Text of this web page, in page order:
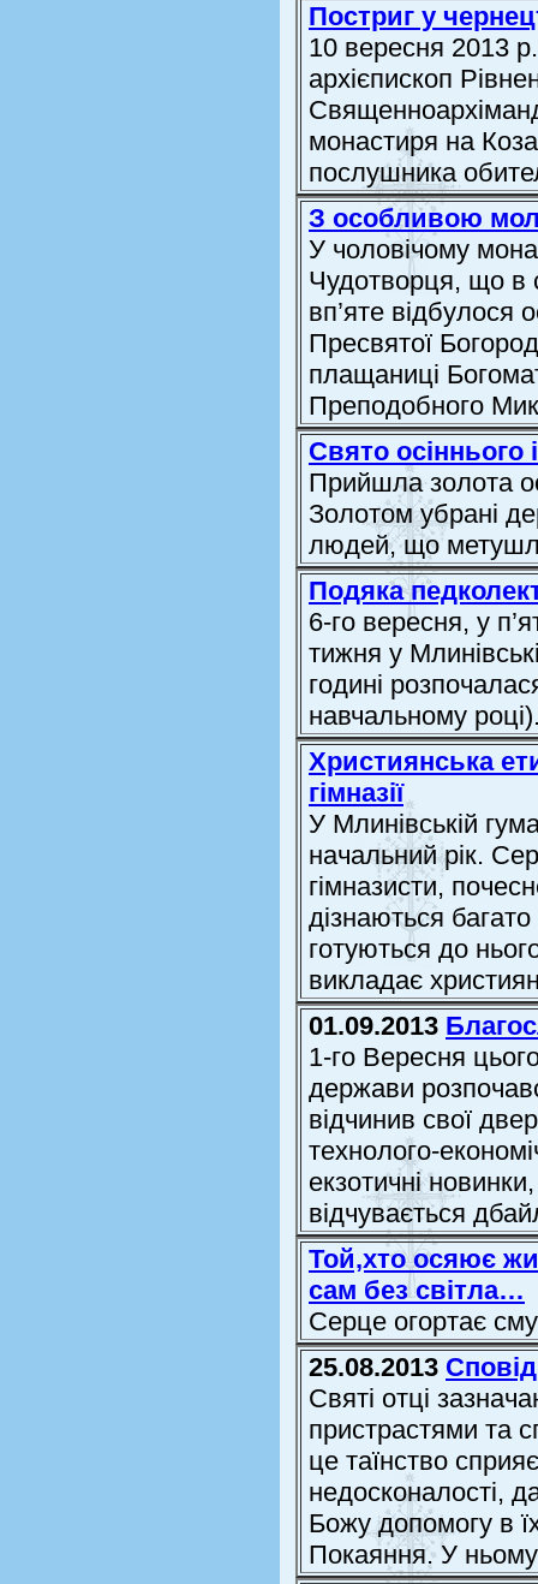
Постриг у
10 вересня 2013
архієпископ
монастиря на
послушника
З особливою
У чоловічому
Чудотворця, що в
вп’яте відбулося
Пресвятої
плащаниці
Преподобного
Свято осіннього
Прийшла золота
Золотом убрані
людей, що
Подяка
6-го вересня, у
тижня у
годині
навчальному
Християнська
гімназії
У Млинівській
начальний рік.
гімназисти,
дізнаються
готуються до
викладає
01.09.2013
1-го Вересня
держави
відчинив свої
технолого-
екзотичні
відчувається
Той,хто осяює
сам без світла…
Серце огортає
25.08.2013
Святі отці
пристрастями та
це таїнство
недосконалості,
Божу допомогу в
Покаяння. У